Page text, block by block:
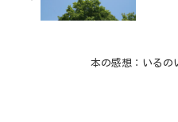
本の感想：いるの